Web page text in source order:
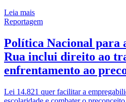
Leia mais
Reportagem
Política Nacional para
Rua inclui direito ao
enfrentamento ao
Lei 14.821 quer facilitar a